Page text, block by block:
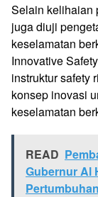
Selain kelihaian
juga diuji
keselamatan
Innovative
instruktur safety
konsep inovasi
keselamatan
READ
Gubernur Al